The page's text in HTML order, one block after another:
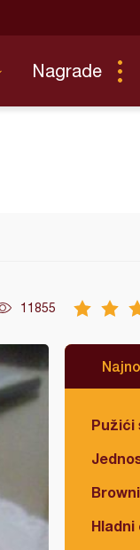
Nagrade
11855
Pužići